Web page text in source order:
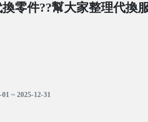
換零件??幫大家整理代換
~ 2025-12-31